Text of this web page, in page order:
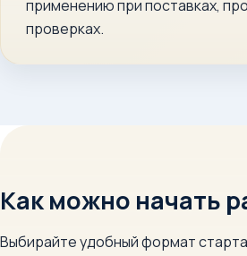
применению при поставках,
проверках.
Как можно начать
Выбирайте удобный формат